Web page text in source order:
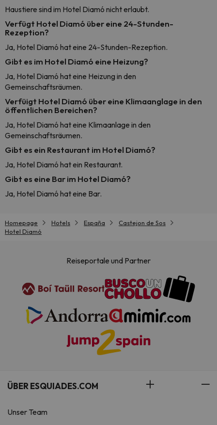
Haustiere sind im Hotel Diamó nicht erlaubt.
Verfügt Hotel Diamó über eine 24-Stunden-
Rezeption?
Ja, Hotel Diamó hat eine 24-Stunden-Rezeption.
Gibt es im Hotel Diamó eine Heizung?
Ja, Hotel Diamó hat eine Heizung in den
Gemeinschaftsräumen.
Verfüigt Hotel Diamó über eine Klimaanglage in den
öffentlichen Bereichen?
Ja, Hotel Diamó hat eine Klimaanlage in den
Gemeinschaftsräumen.
Gibt es ein Restaurant im Hotel Diamó?
Ja, Hotel Diamó hat ein Restaurant.
Gibt es eine Bar im Hotel Diamó?
Ja, Hotel Diamó hat eine Bar.
Homepage Hotels España
Castejon de Sos
Hotel Diamó
Reiseportale und Partner
ÜBER ESQUIADES.COM
Unser Team